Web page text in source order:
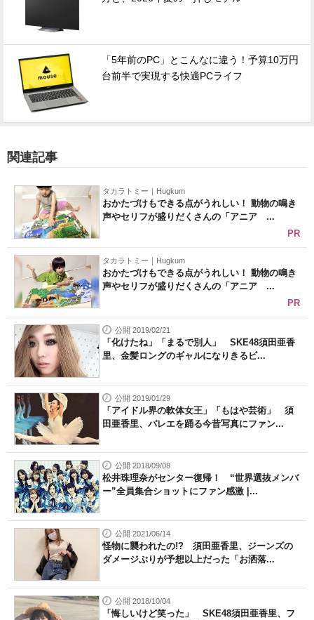
「5年前のPC」とこんなに違う！予算10万円
台前半で実現する快適PCライフ
関連記事
タカラトミー｜Hugkum
おかたづけもできる点がうれしい！ 動物の鳴き
声やセリフが盛りだくさんの「アニア ...
PR
タカラトミー｜Hugkum
おかたづけもできる点がうれしい！ 動物の鳴き
声やセリフが盛りだくさんの「アニア ...
PR
公開 2019/02/21
「化けたね」「まるで別人」 SKE48須田亜香
里、金髪ロングのギャルになりきるビ...
公開 2019/01/29
「アイドル界の軟体女王」「もはや芸術」 須
田亜香里、バレエを踊る今昔写真にファン...
公開 2018/09/08
松井珠理奈がセンター復帰！ “世界選抜メンバ
ー”全員集合ショットにファン感激 |...
公開 2021/06/14
怪物に襲われたの!? 須田亜香里、ジーンズの
ダメージぶりが予想以上だった「お洒落...
公開 2018/10/04
「悔しいけど笑った」 SKE48須田亜香里、フ